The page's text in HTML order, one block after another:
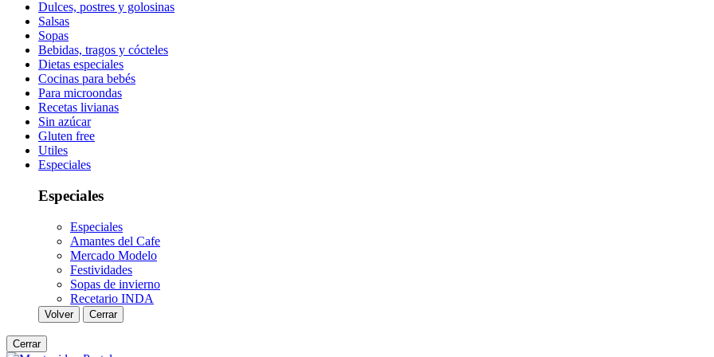
Dulces, postres y golosinas
Salsas
Sopas
Bebidas, tragos y cócteles
Dietas especiales
Cocinas para bebés
Para microondas
Recetas livianas
Sin azúcar
Gluten free
Utiles
Especiales
Especiales
Especiales
Amantes del Cafe
Mercado Modelo
Festividades
Sopas de invierno
Recetario INDA
Volver Cerrar
Cerrar